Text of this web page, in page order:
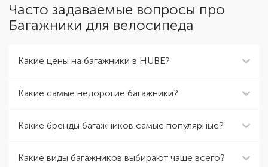
Часто задаваемые вопросы про
Багажники для велосипеда
Какие цены на багажники в HUBE?
Какие самые недорогие багажники?
Какие бренды багажников самые популярные?
Какие виды багажников выбирают чаще всего?